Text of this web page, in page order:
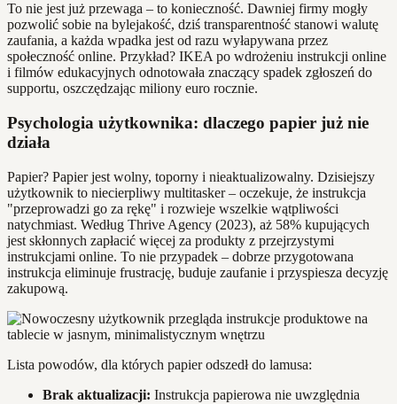
To nie jest już przewaga – to konieczność. Dawniej firmy mogły
pozwolić sobie na bylejakość, dziś transparentność stanowi walutę
zaufania, a każda wpadka jest od razu wyłapywana przez
społeczność online. Przykład? IKEA po wdrożeniu instrukcji online
i filmów edukacyjnych odnotowała znaczący spadek zgłoszeń do
supportu, oszczędzając miliony euro rocznie.
Psychologia użytkownika: dlaczego papier już nie
działa
Papier? Papier jest wolny, toporny i nieaktualizowalny. Dzisiejszy
użytkownik to niecierpliwy multitasker – oczekuje, że instrukcja
"przeprowadzi go za rękę" i rozwieje wszelkie wątpliwości
natychmiast. Według Thrive Agency (2023), aż 58% kupujących
jest skłonnych zapłacić więcej za produkty z przejrzystymi
instrukcjami online. To nie przypadek – dobrze przygotowana
instrukcja eliminuje frustrację, buduje zaufanie i przyspiesza decyzję
zakupową.
Lista powodów, dla których papier odszedł do lamusa:
Brak aktualizacji: Instrukcja papierowa nie uwzględnia